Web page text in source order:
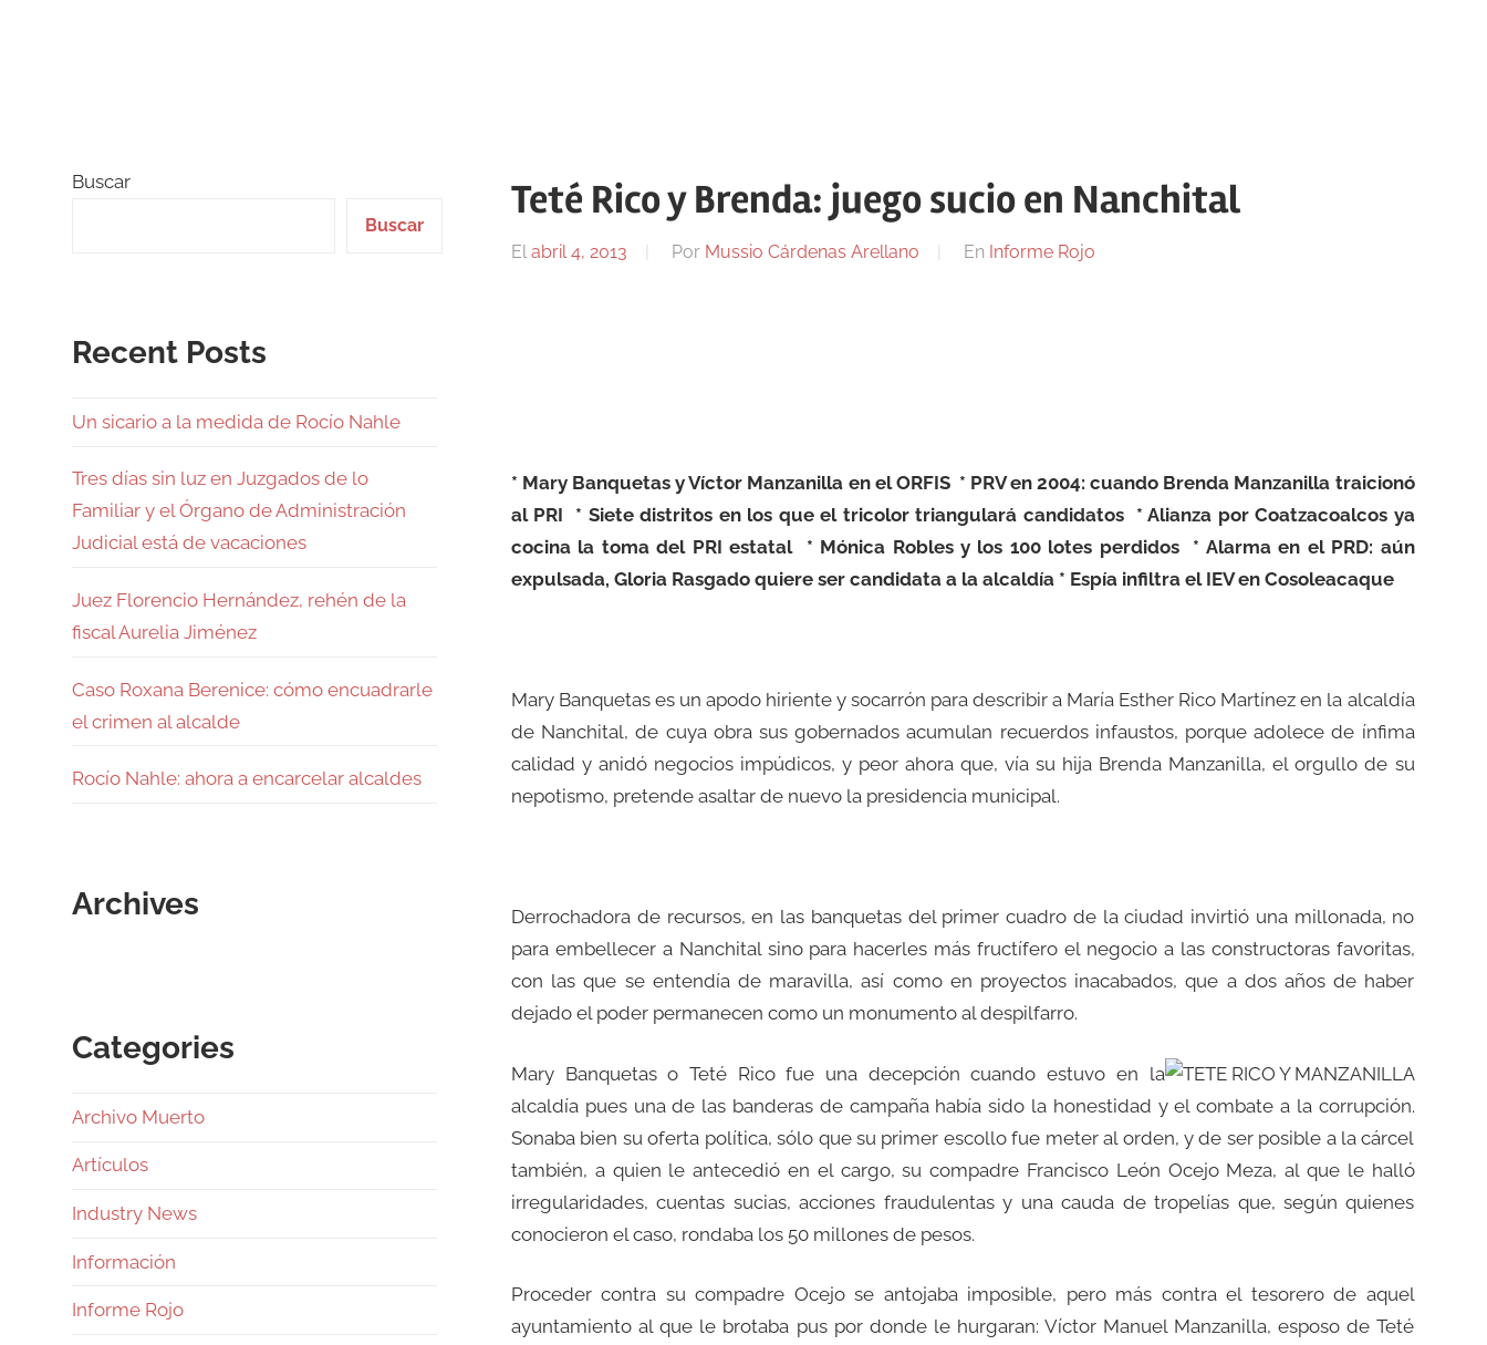
Teté Rico y Brenda: juego sucio en Nanchital
El abril 4, 2013 Por Mussio Cárdenas Arellano En Informe Rojo
* Mary Banquetas y Víctor Manzanilla en el ORFIS * PRV en 2004: cuando Brenda Manzanilla traicionó
al PRI * Siete distritos en los que el tricolor triangulará candidatos * Alianza por Coatzacoalcos ya
cocina la toma del PRI estatal * Mónica Robles y los 100 lotes perdidos * Alarma en el PRD: aún
expulsada, Gloria Rasgado quiere ser candidata a la alcaldía * Espía infiltra el IEV en Cosoleacaque
Mary Banquetas es un apodo hiriente y socarrón para describir a María Esther Rico Martínez en la alcaldía
de Nanchital, de cuya obra sus gobernados acumulan recuerdos infaustos, porque adolece de ínfima
calidad y anidó negocios impúdicos, y peor ahora que, vía su hija Brenda Manzanilla, el orgullo de su
nepotismo, pretende asaltar de nuevo la presidencia municipal.
Derrochadora de recursos, en las banquetas del primer cuadro de la ciudad invirtió una millonada, no
para embellecer a Nanchital sino para hacerles más fructífero el negocio a las constructoras favoritas,
con las que se entendía de maravilla, así como en proyectos inacabados, que a dos años de haber
dejado el poder permanecen como un monumento al despilfarro.
Mary Banquetas o Teté Rico fue una decepción cuando estuvo en la
alcaldía pues una de las banderas de campaña había sido la honestidad y el combate a la corrupción.
Sonaba bien su oferta política, sólo que su primer escollo fue meter al orden, y de ser posible a la cárcel
también, a quien le antecedió en el cargo, su compadre Francisco León Ocejo Meza, al que le halló
irregularidades, cuentas sucias, acciones fraudulentas y una cauda de tropelías que, según quienes
conocieron el caso, rondaba los 50 millones de pesos.
Proceder contra su compadre Ocejo se antojaba imposible, pero más contra el tesorero de aquel
ayuntamiento al que le brotaba pus por donde le hurgaran: Víctor Manuel Manzanilla, esposo de Teté
Buscar
Buscar
Recent Posts
Un sicario a la medida de Rocío Nahle
Tres días sin luz en Juzgados de lo
Familiar y el Órgano de Administración
Judicial está de vacaciones
Juez Florencio Hernández, rehén de la
fiscal Aurelia Jiménez
Caso Roxana Berenice: cómo encuadrarle
el crimen al alcalde
Rocío Nahle: ahora a encarcelar alcaldes
Archives
Categories
Archivo Muerto
Artículos
Industry News
Información
Informe Rojo